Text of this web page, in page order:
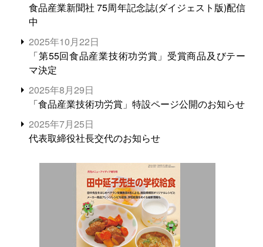
食品産業新聞社 75周年記念誌(ダイジェスト版)配信
中
2025年10月22日
「第55回食品産業技術功労賞」受賞商品及びテー
マ決定
2025年8月29日
「食品産業技術功労賞」特設ページ公開のお知らせ
2025年7月25日
代表取締役社長交代のお知らせ